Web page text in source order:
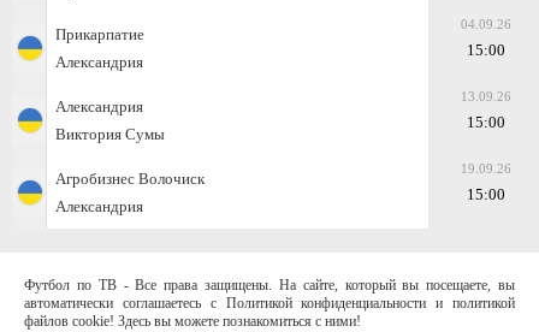
Прикарпатие
Александрия
04.09.26
15:00
Александрия
Виктория Сумы
13.09.26
15:00
Агробизнес Волочиск
Александрия
19.09.26
15:00
Футбол по ТВ - Все права защищены. На сайте, который вы посещаете, вы
автоматически соглашаетесь с Политикой конфиденциальности и политикой
файлов cookie! Здесь вы можете познакомиться с ними!